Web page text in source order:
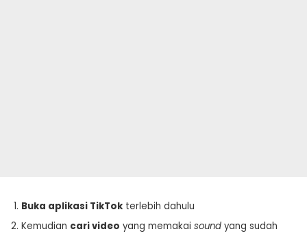
Buka aplikasi TikTok terlebih dahulu
Kemudian cari video yang memakai sound yang sudah